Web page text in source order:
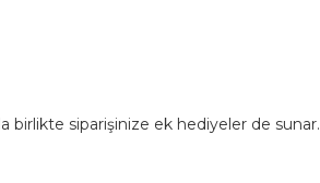
birlikte siparişinize ek hediyeler de sunar.